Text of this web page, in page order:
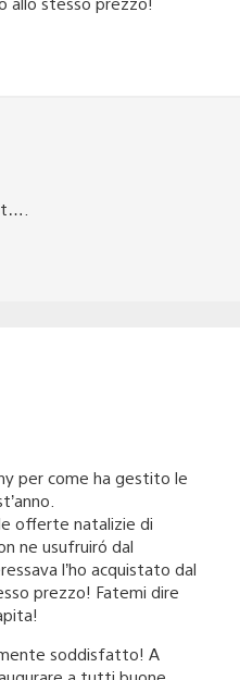
per come ha gestito le
offerte natalizie di
ne usufruiró dal
l’ho acquistato dal
prezzo! Fatemi dire
soddisfatto! A